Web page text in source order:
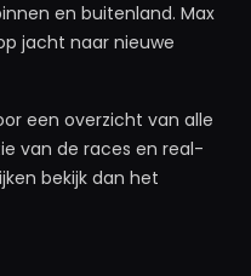
en buitenland. Max
jacht naar nieuwe
een overzicht van alle
van de races en real-
bekijk dan het